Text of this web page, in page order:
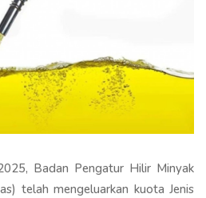
Badan Pengatur Hilir Minyak
telah mengeluarkan kuota Jenis